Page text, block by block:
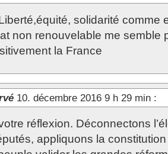
solidarité comme
non renouvelable me semble
la France
10. décembre 2016 9 h 29 min :
réflexion. Déconnectons
appliquons la